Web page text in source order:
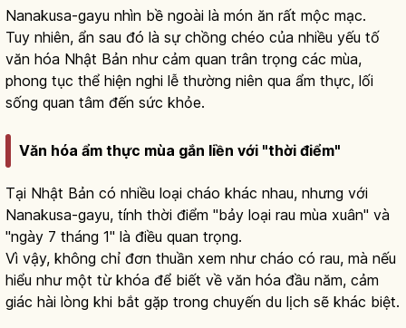
Nanakusa-gayu nhìn bề ngoài là món ăn rất mộc mạc.
Tuy nhiên, ẩn sau đó là sự chồng chéo của nhiều yếu tố
văn hóa Nhật Bản như cảm quan trân trọng các mùa,
phong tục thể hiện nghi lễ thường niên qua ẩm thực, lối
sống quan tâm đến sức khỏe.
Văn hóa ẩm thực mùa gắn liền với "thời điểm"
Tại Nhật Bản có nhiều loại cháo khác nhau, nhưng với
Nanakusa-gayu, tính thời điểm "bảy loại rau mùa xuân" và
"ngày 7 tháng 1" là điều quan trọng.
Vì vậy, không chỉ đơn thuần xem như cháo có rau, mà nếu
hiểu như một từ khóa để biết về văn hóa đầu năm, cảm
giác hài lòng khi bắt gặp trong chuyến du lịch sẽ khác biệt.